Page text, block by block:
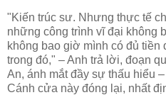
"Kiến trúc sư. Nhưng thực tế
những công trình vĩ đại không
không bao giờ mình có đủ tiền
trong đó," – Anh trả lời, đoạn
An, ánh mắt đầy sự thấu hiểu
Cánh cửa này đóng lại, nhất